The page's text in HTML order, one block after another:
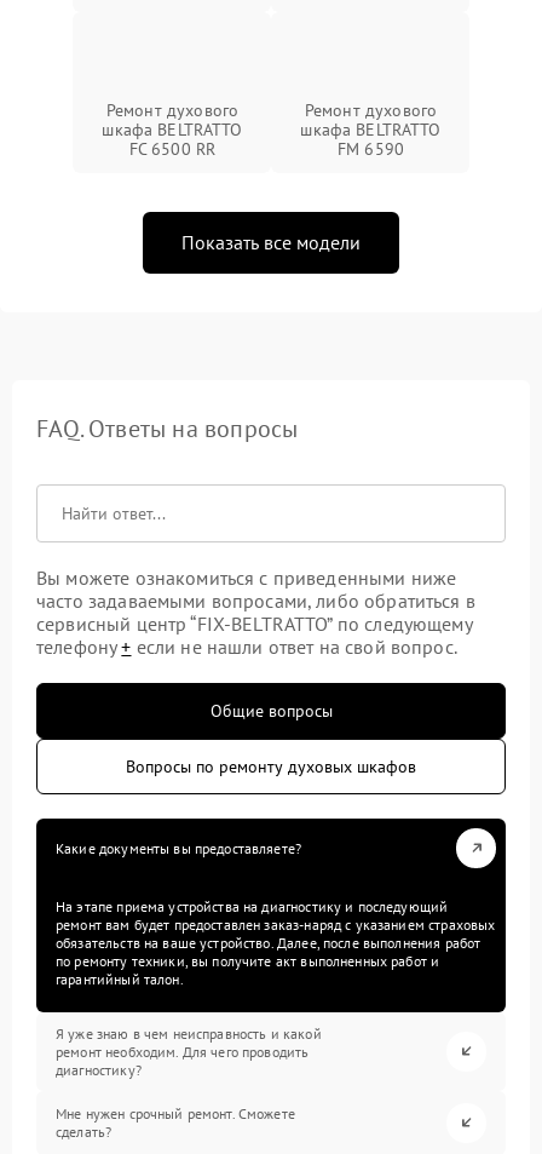
Ремонт духового
шкафа BELTRATTO
FC 6500 RR
Ремонт духового
шкафа BELTRATTO
FM 6590
Показать все модели
FAQ. Ответы на вопросы
Вы можете ознакомиться с приведенными ниже
часто задаваемыми вопросами, либо обратиться в
сервисный центр “FIX-BELTRATTO” по следующему
телефону+ если не нашли ответ на свой вопрос.
Общие вопросы
Вопросы по ремонту духовых шкафов
Какие документы вы предоставляете?
На этапе приема устройства на диагностику и последующий
ремонт вам будет предоставлен заказ-наряд с указанием страховых
обязательств на ваше устройство. Далее, после выполнения работ
по ремонту техники, вы получите акт выполненных работ и
гарантийный талон.
Я уже знаю в чем неисправность и какой
ремонт необходим. Для чего проводить
диагностику?
Мне нужен срочный ремонт. Сможете
сделать?